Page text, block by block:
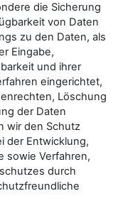
die Sicherung
von Daten
zu den Daten, als
Eingabe,
und ihrer
eingerichtet,
Löschung
der Daten
wir den Schutz
der Entwicklung,
sowie Verfahren,
durch